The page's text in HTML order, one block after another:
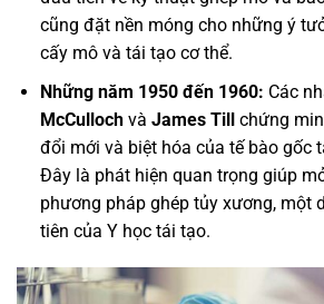
cũng đặt nền móng cho những ý
cấy mô và tái tạo cơ thể.
Những năm 1950 đến 1960: Các
McCullochvà James Tillchứng
đổi mới và biệt hóa của tế bào gốc
Đây là phát hiện quan trọng giúp
phương pháp ghép tủy xương, một
tiên của Y học tái tạo.